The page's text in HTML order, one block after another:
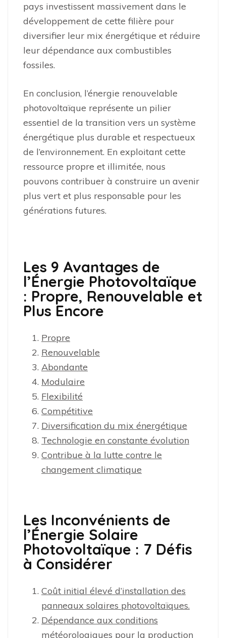
pays investissent massivement dans le
développement de cette filière pour
diversifier leur mix énergétique et réduire
leur dépendance aux combustibles
fossiles.
En conclusion, l’énergie renouvelable
photovoltaïque représente un pilier
essentiel de la transition vers un système
énergétique plus durable et respectueux
de l’environnement. En exploitant cette
ressource propre et illimitée, nous
pouvons contribuer à construire un avenir
plus vert et plus responsable pour les
générations futures.
Les 9 Avantages de
l’Énergie Photovoltaïque
: Propre, Renouvelable et
Plus Encore
Propre
Renouvelable
Abondante
Modulaire
Flexibilité
Compétitive
Diversification du mix énergétique
Technologie en constante évolution
Contribue à la lutte contre le
changement climatique
Les Inconvénients de
l’Énergie Solaire
Photovoltaïque : 7 Défis
à Considérer
Coût initial élevé d’installation des
panneaux solaires photovoltaïques.
Dépendance aux conditions
météorologiques pour la production